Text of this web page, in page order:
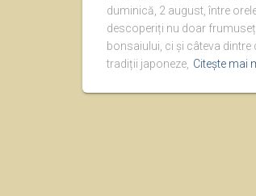
duminică, 2 august, între
descoperiți nu doar
bonsaiului, ci și câteva dintre
tradiții japoneze, Citește mai